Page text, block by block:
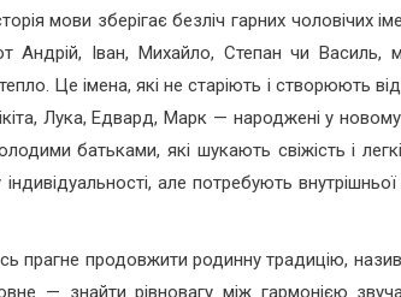
мови зберігає безліч гарних чоловічих
Андрій, Іван, Михайло, Степан чи Василь,
Це імена, які не старіють і створюють
Лука, Едвард, Марк — народжені у новому
батьками, які шукають свіжість і
але потребують
прагне продовжити родинну традицію,
— знайти рівновагу між гармонією